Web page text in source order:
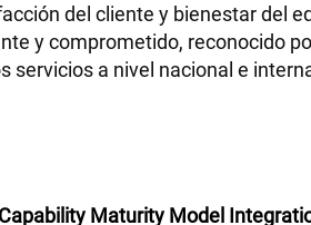
del cliente y bienestar del
y comprometido, reconocido
servicios a nivel nacional e
Capability Maturity Model